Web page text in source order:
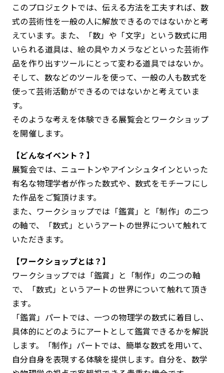
このプロジェクトでは、伝える方法を工夫すれば、数
式の芸術性を一般の人に解放できるのではないかと考
えています。また、「数」や「文字」という数式に用
いられる道具は、絵の具やカメラなどといった芸術作
品を作り出すツールにとって変わる道具ではないか。
そして、数などのツールを使って、一般の人も数式を
使って芸術活動ができるのではないかと考えていま
す。
そのような考えを体験できる展覧会とワークショップ
を開催します。
【どんなイベント？】
展覧会では、ニュートンやアインシュタインといった
有名な物理学者が作った数式や、数式をモチーフにし
た作品をご覧頂けます。
また、ワークショップでは「鑑賞」と「制作」の二つ
の軸で、「数式」というアートの世界について触れて
いただきます。
【ワークショップとは？】
ワークショップでは「鑑賞」と「制作」の二つの軸
で、「数式」というアートの世界について触れて頂き
ます。
「鑑賞」パートでは、一つの物理学の数式に着目し、
具体的にどのようにアートとして鑑賞できるかを解説
します。「制作」パートでは、簡単な数式を用いて、
自分自身を表現する体験を提供します。自分を、数学